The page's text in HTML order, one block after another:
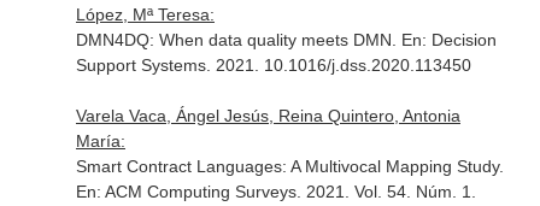
López, Mª Teresa:
DMN4DQ: When data quality meets DMN. En: Decision
Support Systems. 2021. 10.1016/j.dss.2020.113450
Varela Vaca, Ángel Jesús, Reina Quintero, Antonia
María:
Smart Contract Languages: A Multivocal Mapping Study.
En: ACM Computing Surveys. 2021. Vol. 54. Núm. 1.